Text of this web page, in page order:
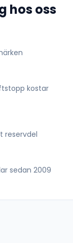
hos oss
kostar
reservdel
sedan 2009